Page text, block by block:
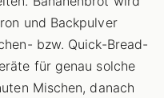
und Backpulver
bzw. Quick-Bread-
für genau solche
Mischen, danach